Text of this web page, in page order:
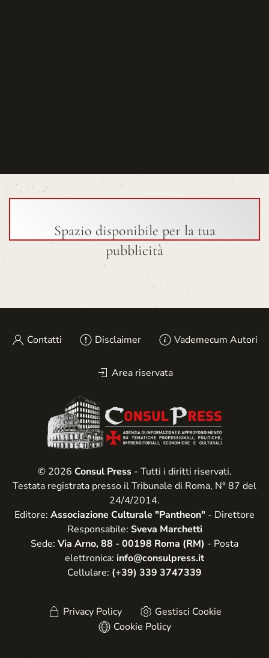
Spazio disponibile per la tua
pubblicità
Contatti Disclaimer Vademecum Autori
Area riservata
© 2026 Consul Press- Tutti i diritti riservati.
Testata registrata presso il Tribunale di Roma, N° 87 del
24/4/2014.
Editore: Associazione Culturale "Pantheon" - Direttore
Responsabile: Sveva Marchetti
Sede: Via Arno, 88 - 00198 Roma (RM) - Posta
elettronica: info@consulpress.it
Cellulare: (+39) 339 3747339
Privacy Policy
Gestisci Cookie
Cookie Policy